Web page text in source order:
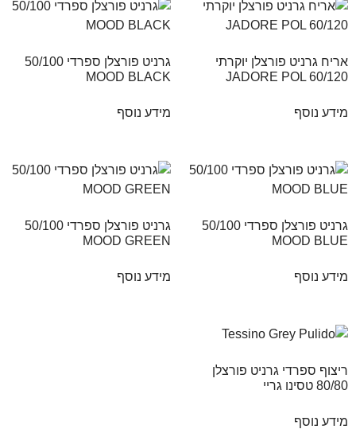
אריח גרניט פורצלן יוקרתי
JADORE POL 60/120
מידע נוסף
גרניט פורצלן ספרדי 50/100
MOOD BLACK
מידע נוסף
גרניט פורצלן ספרדי 50/100
MOOD BLUE
מידע נוסף
גרניט פורצלן ספרדי 50/100
MOOD GREEN
מידע נוסף
ריצוף ספרדי גרניט פורצלן
80/80 טסינו גריי
מידע נוסף